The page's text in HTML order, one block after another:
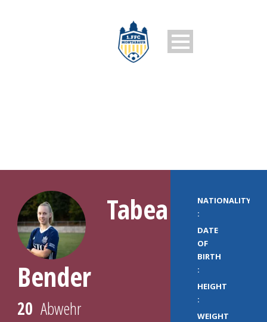
Tabea
Bender
20 Abwehr
NATIONALITY
:
DATE
OF
BIRTH
:
HEIGHT
:
WEIGHT